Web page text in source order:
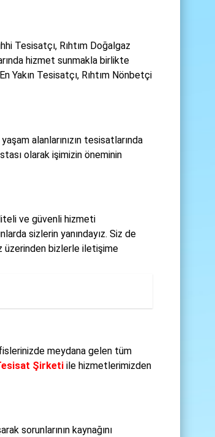
Tesisatçı, Rıhtım Doğalgaz
hizmet sunmakla birlikte
Yakın Tesisatçı, Rıhtım Nönbetçi
alanlarınızın tesisatlarında
olarak işimizin öneminin
ve güvenli hizmeti
sizlerin yanındayız. Siz de
üzerinden bizlerle iletişime
meydana gelen tüm
Şirketi ile hizmetlerimizden
sorunlarının kaynağını